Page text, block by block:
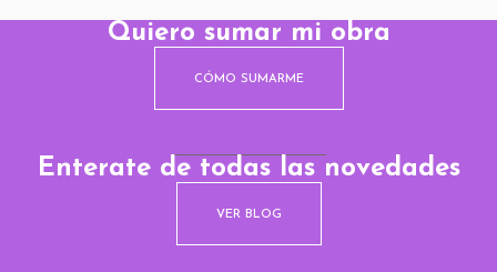
Quiero sumar mi obra
CÓMO SUMARME
Enterate de todas las novedades
VER BLOG